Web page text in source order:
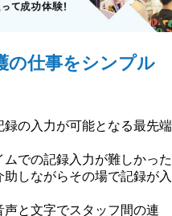
の仕事をシンプル
の入力が可能となる最先端
での記録入力が難しかった
しながらその場で記録が入
と文字でスタッフ間の連